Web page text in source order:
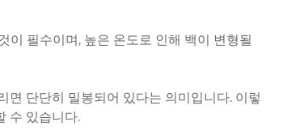
이 필수이며, 높은 온도로 인해 백이 변형될
면 단단히 밀봉되어 있다는 의미입니다. 이렇
수 있습니다.